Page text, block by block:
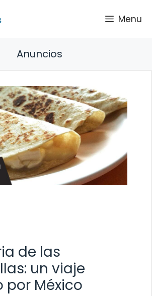
Menu
Anuncios
de las
un viaje
por México